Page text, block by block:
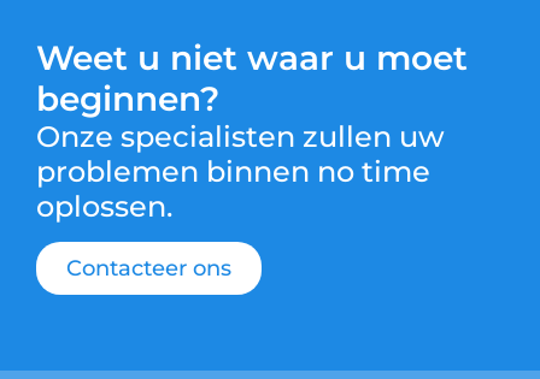
Weet u niet waar u moet
beginnen?
Onze specialisten zullen uw
problemen binnen no time
oplossen.
Contacteer ons